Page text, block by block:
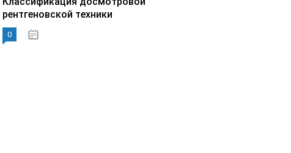
рентгеновской техники
0